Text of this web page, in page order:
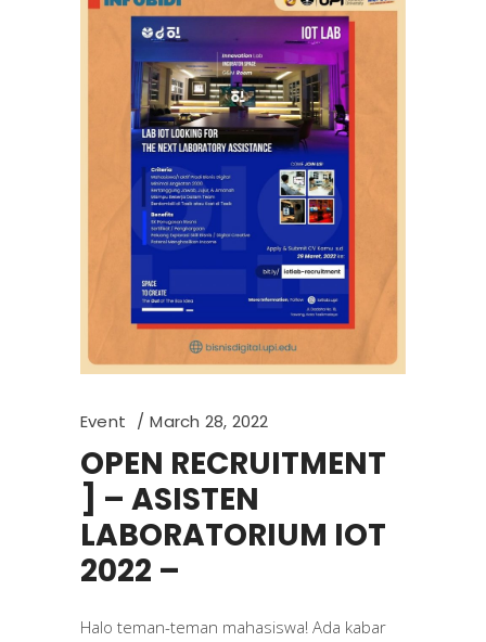
Event March 28, 2022
OPEN RECRUITMENT
] – ASISTEN
LABORATORIUM IOT
2022 –
Halo teman-teman mahasiswa! Ada kabar